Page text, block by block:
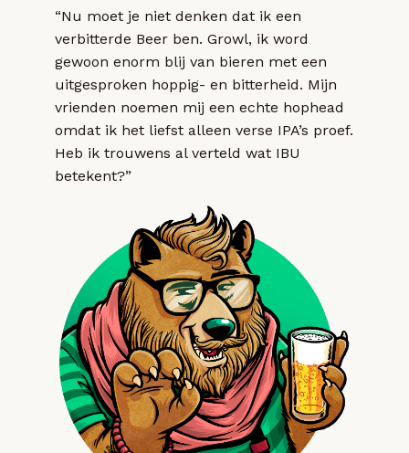
“Nu moet je niet denken dat ik een
verbitterde Beer ben. Growl, ik word
gewoon enorm blij van bieren met een
uitgesproken hoppig- en bitterheid. Mijn
vrienden noemen mij een echte hophead
omdat ik het liefst alleen verse IPA’s proef.
Heb ik trouwens al verteld wat IBU
betekent?”